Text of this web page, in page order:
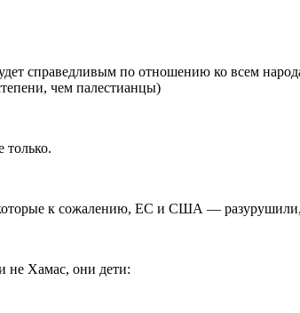
справедливым по отношению ко всем
чем палестианцы)
только.
которые к сожалению, ЕС и США —
не Хамас, они дети: